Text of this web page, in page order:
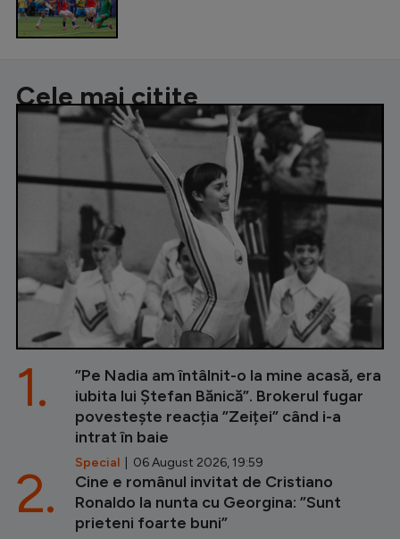
Cele mai citite
”Pe Nadia am întâlnit-o la mine acasă, era
iubita lui Ștefan Bănică”. Brokerul fugar
povestește reacția ”Zeiței” când i-a
intrat în baie
Special | 06 August 2026, 19:59
1.
Cine e românul invitat de Cristiano
Ronaldo la nunta cu Georgina: ”Sunt
prieteni foarte buni”
2.